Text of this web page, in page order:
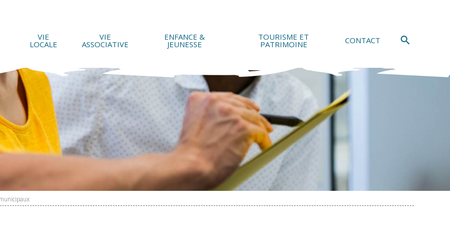
VIE
LOCALE
VIE
ASSOCIATIVE
ENFANCE &
JEUNESSE
TOURISME ET
PATRIMOINE CONTACT search